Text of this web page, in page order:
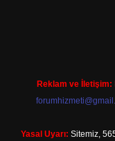
Reklam ve İletişim:
Yasal Uyarı: Sitemiz,